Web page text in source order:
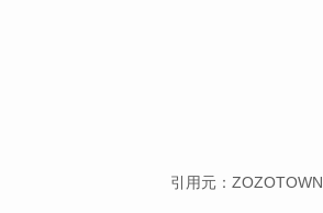
引用元：ZOZOTOWN